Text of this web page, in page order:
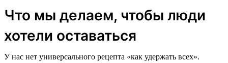
Что мы делаем, чтобы люди
хотели оставаться
У нас нет универсального рецепта «как удержать всех».